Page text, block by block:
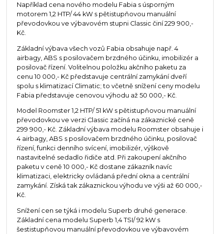
Například cena nového modelu Fabia s úsporným
motorem 1,2 HTP/ 44 kW s pětistupňovou manuální
převodovkou ve výbavovém stupni Classic činí 229 900,-
Kč.
Základní výbava všech vozů Fabia obsahuje např. 4
airbagy, ABS s posilovačem brzdného účinku, imobilizér a
posilovač řízení. Volitelnou položku akčního paketu za
cenu 10 000,- Kč představuje centrální zamykání dveří
spolu s klimatizací Climatic; to včetně snížení ceny modelu
Fabia představuje cenovou výhodu až 50 000,- Kč.
Model Roomster 1,2 HTP/ 51 kW s pětistupňovou manuální
převodovkou ve verzi Classic začíná na zákaznické ceně
299 900,- Kč. Základní výbava modelu Roomster obsahuje i
4 airbagy, ABS s posilovačem brzdného účinku, posilovač
řízení, funkci denního svícení, imobilizér, výškově
nastavitelné sedadlo řidiče atd. Při zakoupení akčního
paketu v ceně 10 000,- Kč dostane zákazník navíc
klimatizaci, elektricky ovládaná přední okna a centrální
zamykání. Získá tak zákaznickou výhodu ve výši až 60 000,-
Kč.
Snížení cen se týká i modelu Superb druhé generace.
Základní cena modelu Superb 1,4 TSI/ 92 kW s
šestistupňovou manuální převodovkou ve výbavovém